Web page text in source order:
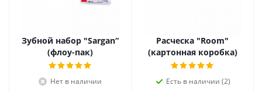
Зубной набор "Sargan“
(флоу-пак)
Нет в наличии
Расческа "Room"
(картонная коробка)
Есть в наличии (2)